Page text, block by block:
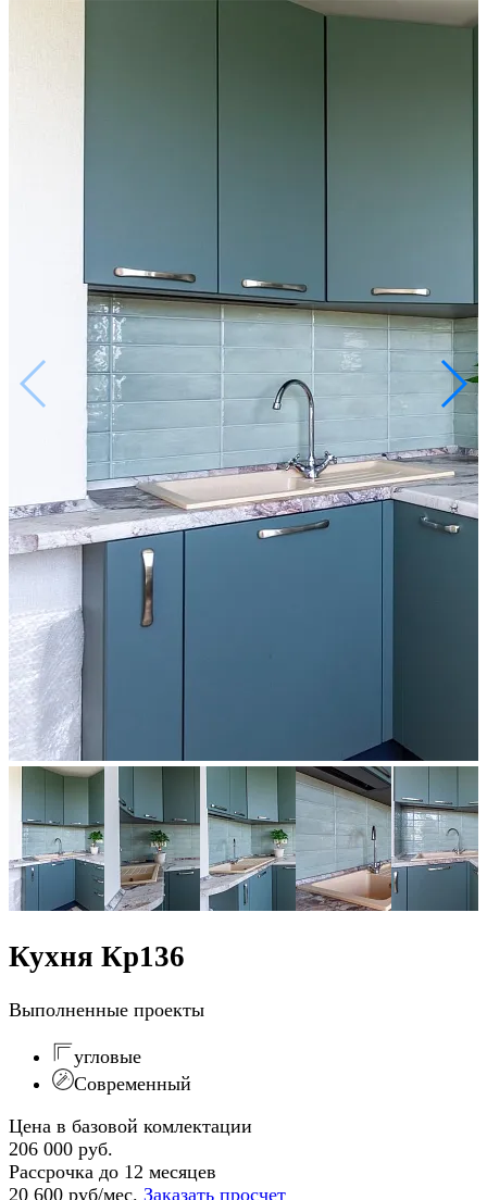
Кухня Кр136
Выполненные проекты
угловые
Современный
Цена в базовой комлектации
206 000 руб.
Рассрочка до 12 месяцев
20 600 руб/мес. Заказать просчет